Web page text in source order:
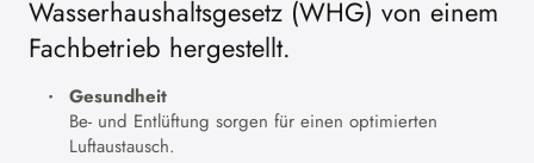
Wasserhaushaltsgesetz (WHG) von einem
Fachbetrieb hergestellt.
Gesundheit
Be- und Entlüftung sorgen für einen optimierten
Luftaustausch.